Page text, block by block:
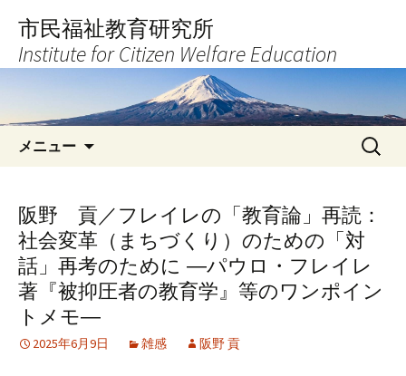
へ
キ
市民福祉教育研究所
Institute for Citizen Welfare Education
メニュー
検
索:
阪野 貢／フレイレの「教育論」再読：
社会変革（まちづくり）のための「対
話」再考のために ―パウロ・フレイレ
著『被抑圧者の教育学』等のワンポイン
トメモ―
2025年6月9日 雑感 阪野 貢